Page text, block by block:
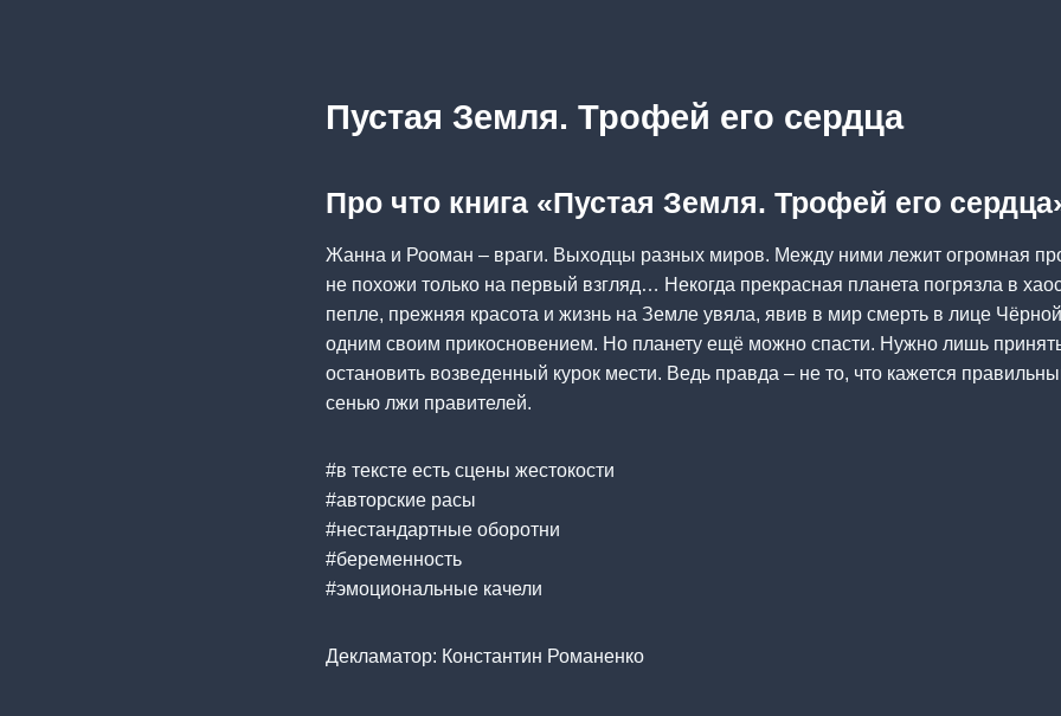
Пустая Земля. Трофей его сердца
Про что книга «Пустая Земля. Трофей его
Жанна и Рооман – враги. Выходцы разных миров. Между ними лежит огромная
не похожи только на первый взгляд… Некогда прекрасная планета погрязла в
пепле, прежняя красота и жизнь на Земле увяла, явив в мир смерть в лице
одним своим прикосновением. Но планету ещё можно спасти. Нужно лишь
остановить возведенный курок мести. Ведь правда – не то, что кажется
сенью лжи правителей.
#в тексте есть сцены жестокости
#авторские расы
#нестандартные оборотни
#беременность
#эмоциональные качели
Декламатор: Константин Романенко